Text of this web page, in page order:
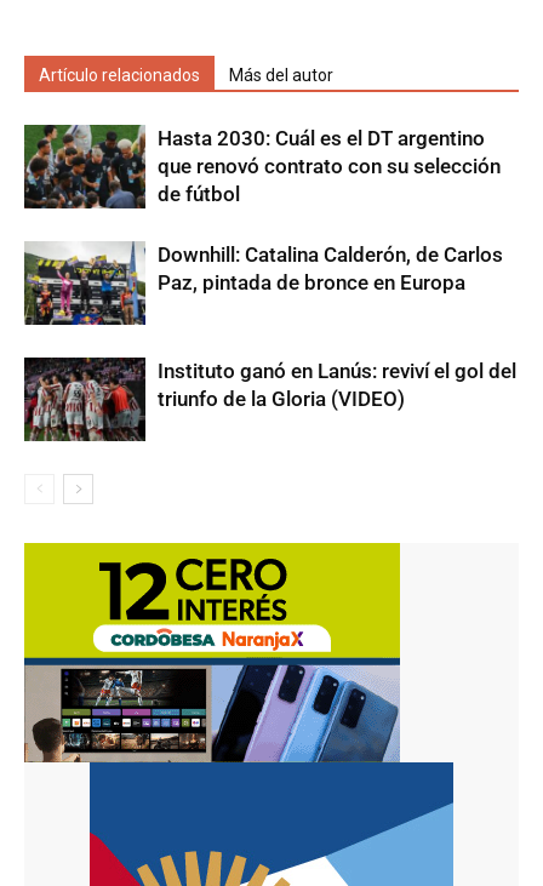
Artículo relacionados Más del autor
Hasta 2030: Cuál es el DT argentino
que renovó contrato con su selección
de fútbol
Downhill: Catalina Calderón, de Carlos
Paz, pintada de bronce en Europa
Instituto ganó en Lanús: reviví el gol del
triunfo de la Gloria (VIDEO)